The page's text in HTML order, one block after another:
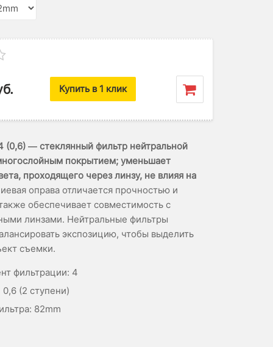
Купить в 1 клик
(0,6) — стеклянный фильтр нейтральной
покрытием; уменьшает
проходящего через линзу, не влияя на
оправа отличается прочностью и
обеспечивает совместимость с
линзами. Нейтральные фильтры
экспозицию, чтобы выделить
съемки.
фильтрации: 4
(2 ступени)
82mm